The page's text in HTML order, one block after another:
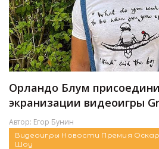
Орландо Блум
экранизации видеоигры
Автор: Егор Бунин
Видеоигры Новости Премия Оскар
Шоу